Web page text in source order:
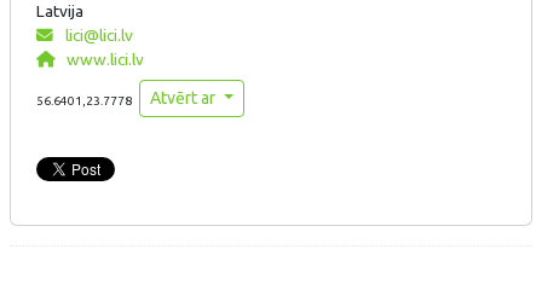
Latvija
lici@lici.lv
www.lici.lv
56.6401,23.7778 Atvērt ar